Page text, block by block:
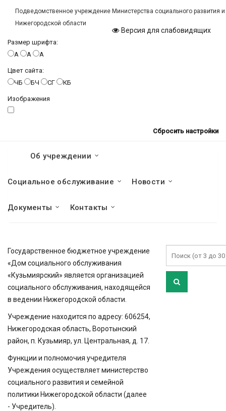
Подведомственное учреждение Министерства социального развития
Нижегородской области
Версия для слабовидящих
Размер шрифта:
A
A A
Цвет сайта:
ЧБ
БЧ СГ КБ
Изображения
Сбросить настройки
Об учреждении
Социальное обслуживание Новости
Документы Контакты
Государственное бюджетное учреждение
«Дом социального обслуживания
«Кузьмиярский» является организацией
социального обслуживания, находящейся
в ведении Нижегородской области.
Учреждение находится по адресу: 606254,
Нижегородская область, Воротынский
район, п. Кузьмияр, ул. Центральная, д. 17.
Функции и полномочия учредителя
Учреждения осуществляет министерство
социального развития и семейной
политики Нижегородской области (далее
- Учредитель).